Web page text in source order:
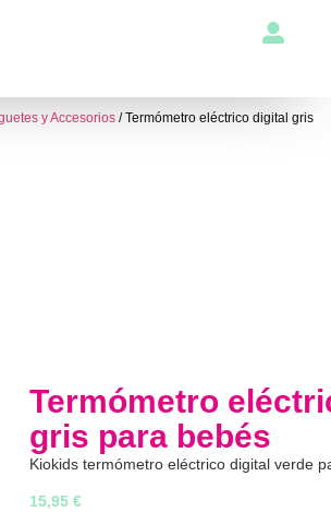
y Accesorios / Termómetro eléctrico digital gris
Termómetro
gris para bebés
Kiokids termómetro eléctrico digital verde
15,95 €